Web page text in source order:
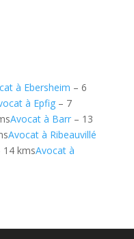
à Ebersheim – 6
à Epfig– 7
Avocat à Barr– 13
Avocat à Ribeauvillé
14 kmsAvocat à